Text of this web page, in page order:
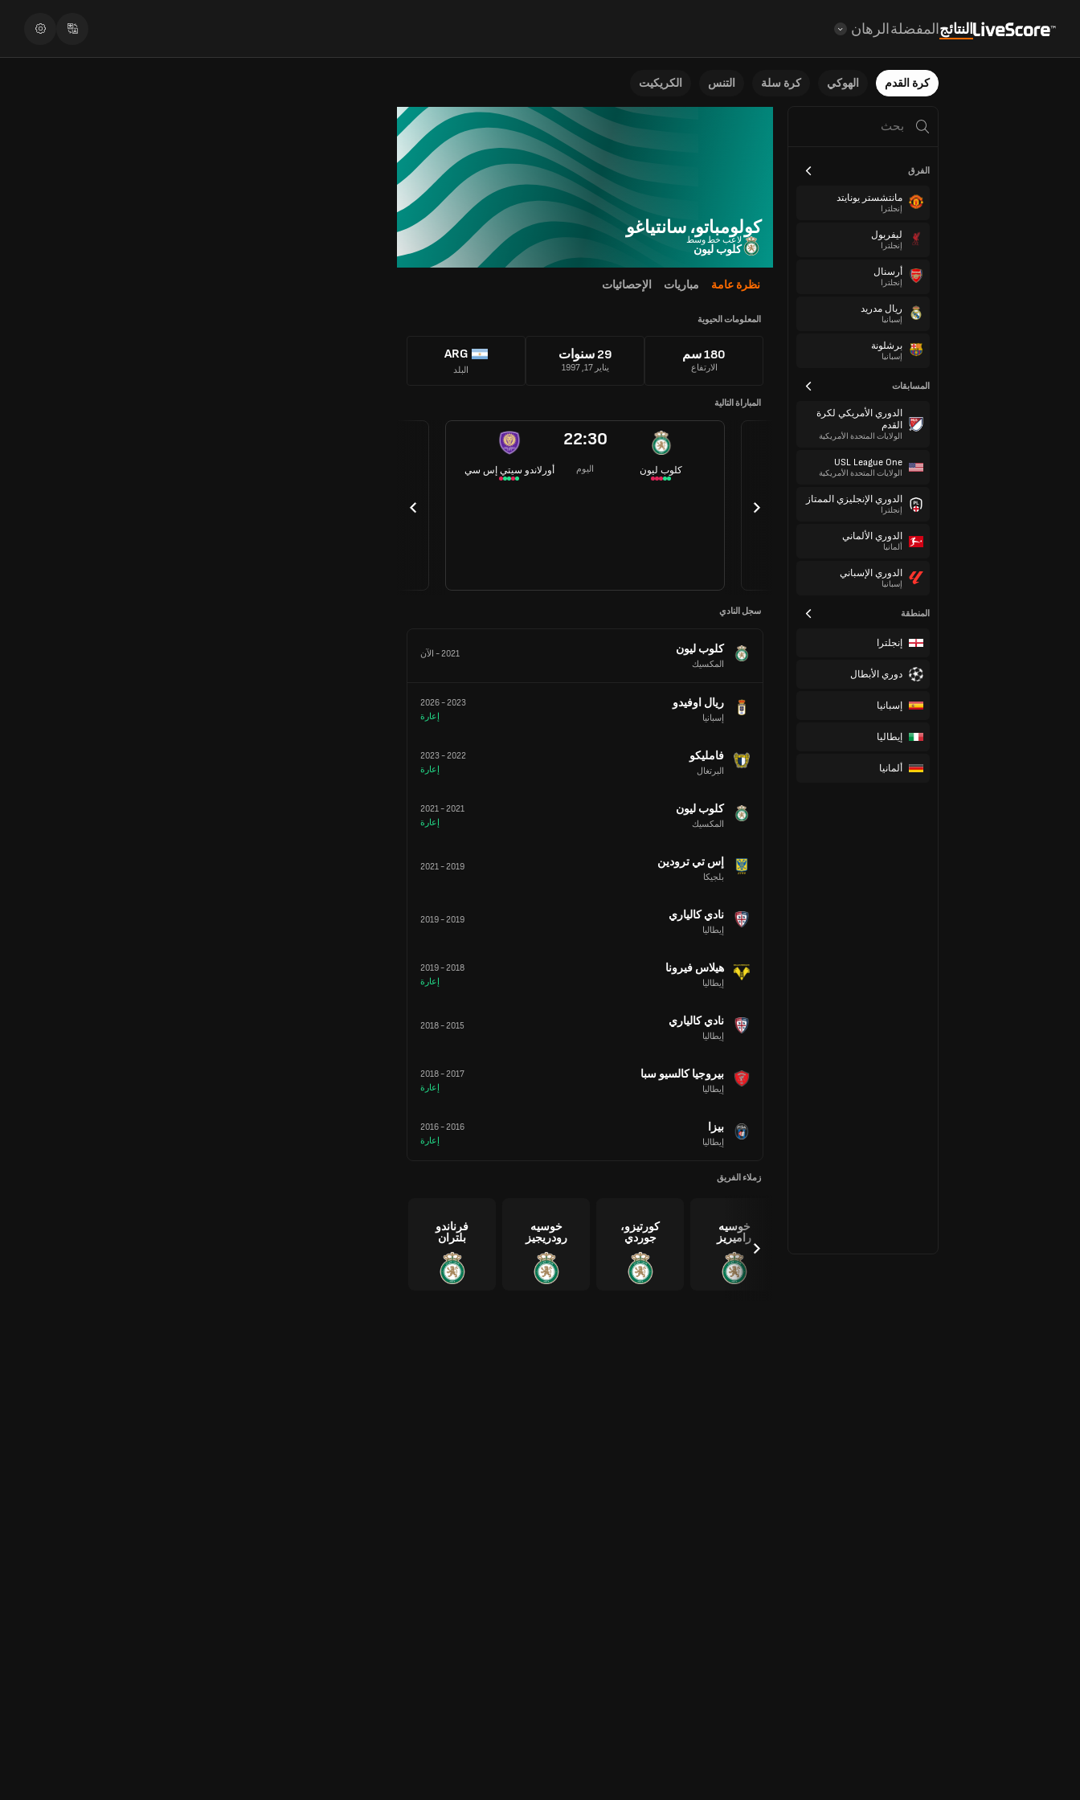
النتائجالمفضلةالرهان
كرة القدم الهوكي كرة سلة التنس الكريكيت
الفرق
مانتشستر يونايتد
إنجلترا
ليفربول
إنجلترا
أرسنال
إنجلترا
ريال مدريد
إسبانيا
برشلونة
إسبانيا
المسابقات
الدوري الأمريكي لكرة
القدم
الولايات المتحدة الأمريكية
USL League One
الولايات المتحدة الأمريكية
الدوري الإنجليزي الممتاز
إنجلترا
الدوري الألماني
ألمانيا
الدوري الإسباني
إسبانيا
المنطقة
إنجلترا
دوري الأبطال
إسبانيا
إيطاليا
ألمانيا
كولومباتو، سانتياغو
لاعب خط وسط
كلوب ليون
نظرة عامة مباريات الإحصائيات
المعلومات الحيوية
180 سم
الارتفاع
29 سنوات
يناير 17, 1997
ARG
البلد
المباراة التالية
أورلاندو سيتي إس سي
22:30
اليوم كلوب ليون
سجل النادي
كلوب ليون
المكسيك
2021
- الآن
ريال اوفيدو
إسبانيا
2023
-
2026
إعارة
فامليكو
البرتغال
2022
-
2023
إعارة
كلوب ليون
المكسيك
2021
-
2021
إعارة
إس تي ترودين
بلجيكا
2019
-
2021
نادي كالياري
إيطاليا
2019
-
2019
هيلاس فيرونا
إيطاليا
2018
-
2019
إعارة
نادي كالياري
إيطاليا
2015
-
2018
بيروجيا كالسيو سبا
إيطاليا
2017
-
2018
إعارة
بيزا
إيطاليا
2016
-
2016
إعارة
زملاء الفريق
خوسيه
راميريز
كورتيزو،
جوردي
خوسيه
رودريجيز
فرناندو
بلتران